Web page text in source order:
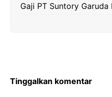
Gaji PT Suntory Garuda
Tinggalkan komentar